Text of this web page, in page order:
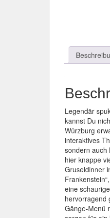
Legendär
kannst Du
Würzburg
interaktives
sondern auch
hier knappe
Gruseldinner
eine
hervorragend
Gänge-Menü